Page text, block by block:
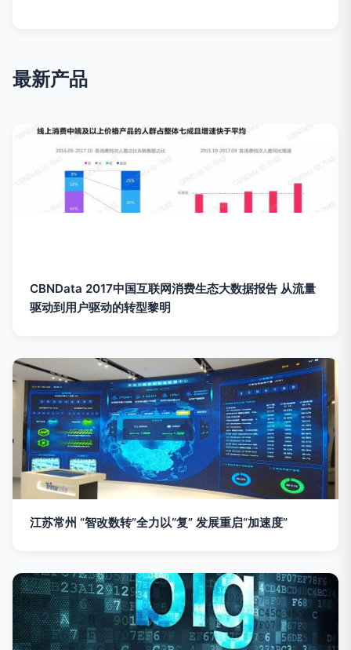
最新产品
CBNData 2017中国互联网消费生态大数据报告 从流量
驱动到用户驱动的转型黎明
江苏常州 “智改数转”全力以“复” 发展重启“加速度”